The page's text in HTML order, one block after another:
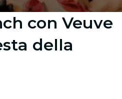
con Veuve
della